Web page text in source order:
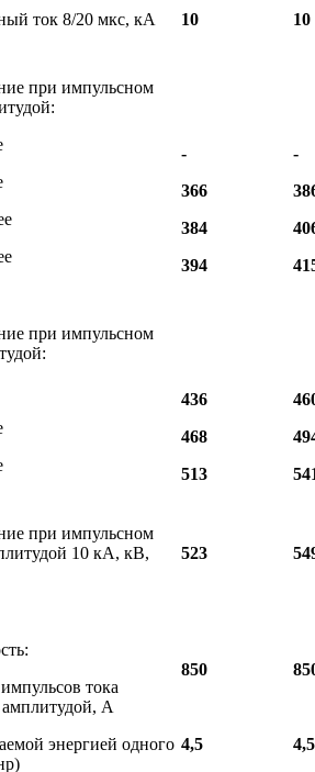
ток 8/20 мкс, кА 10 10
при импульсном
-
366
384
394
-
при импульсном
436
468
513
при импульсном
10 кА, кВ,
523
тока
амплитудой, А
энергией одного
850
4,5 4,5